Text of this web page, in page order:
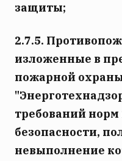
защиты;
2.7.5.
изложенные в
пожарной
требований
безопасности,
невыполнение